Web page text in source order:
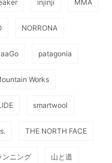
injinji MMA
NORRONA
patagonia
Works
smartwool
THE NORTH FACE
ンニング 山と道